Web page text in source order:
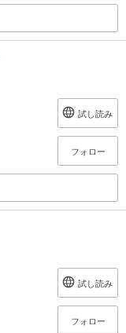
試し読み
フォロー
試し読み
フォロー